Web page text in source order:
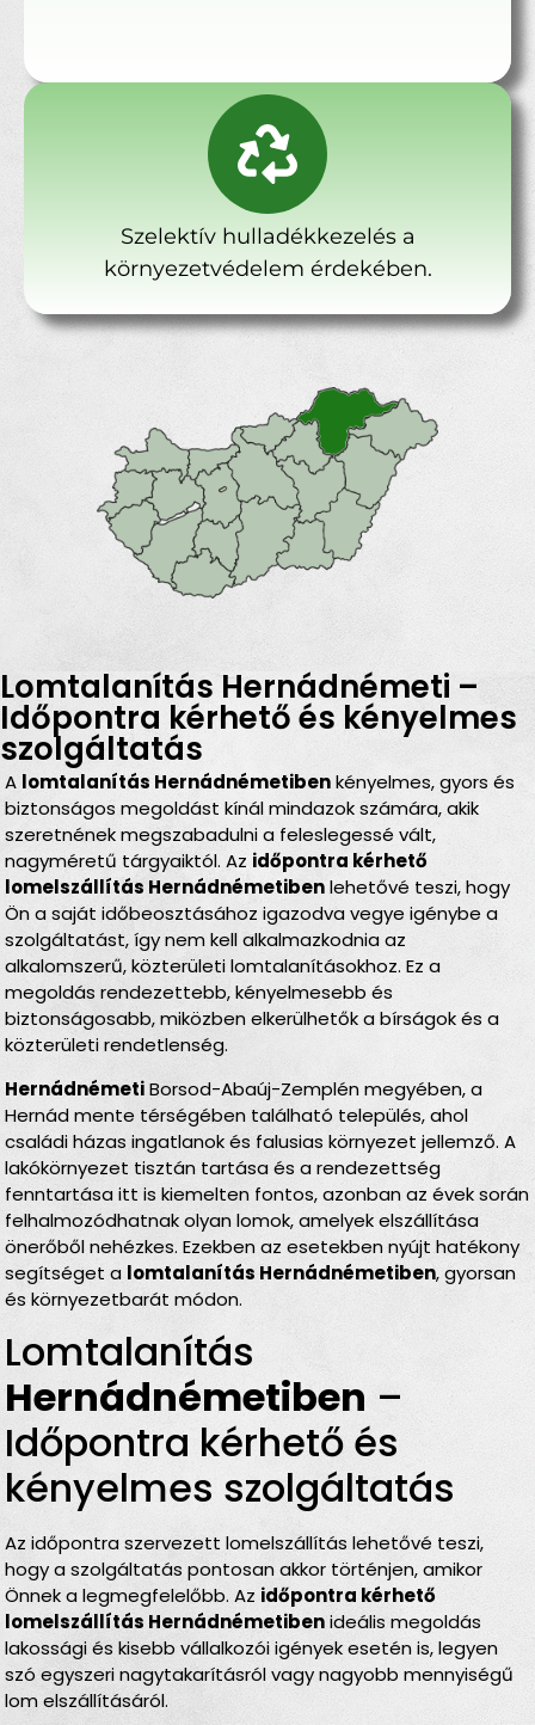
Szelektív hulladékkezelés a
környezetvédelem érdekében.
Lomtalanítás Hernádnémeti –
Időpontra kérhető és kényelmes
szolgáltatás
A lomtalanítás Hernádnémetibenkényelmes, gyors és
biztonságos megoldást kínál mindazok számára, akik
szeretnének megszabadulni a feleslegessé vált,
nagyméretű tárgyaiktól. Az időpontra kérhető
lomelszállítás Hernádnémetibenlehetővé teszi, hogy
Ön a saját időbeosztásához igazodva vegye igénybe a
szolgáltatást, így nem kell alkalmazkodnia az
alkalomszerű, közterületi lomtalanításokhoz. Ez a
megoldás rendezettebb, kényelmesebb és
biztonságosabb, miközben elkerülhetők a bírságok és a
közterületi rendetlenség.
HernádnémetiBorsod-Abaúj-Zemplén megyében, a
Hernád mente térségében található település, ahol
családi házas ingatlanok és falusias környezet jellemző. A
lakókörnyezet tisztán tartása és a rendezettség
fenntartása itt is kiemelten fontos, azonban az évek során
felhalmozódhatnak olyan lomok, amelyek elszállítása
önerőből nehézkes. Ezekben az esetekben nyújt hatékony
segítséget a lomtalanítás Hernádnémetiben, gyorsan
és környezetbarát módon.
Lomtalanítás
Hernádnémetiben –
Időpontra kérhető és
kényelmes szolgáltatás
Az időpontra szervezett lomelszállítás lehetővé teszi,
hogy a szolgáltatás pontosan akkor történjen, amikor
Önnek a legmegfelelőbb. Az időpontra kérhető
lomelszállítás Hernádnémetibenideális megoldás
lakossági és kisebb vállalkozói igények esetén is, legyen
szó egyszeri nagytakarításról vagy nagyobb mennyiségű
lom elszállításáról.